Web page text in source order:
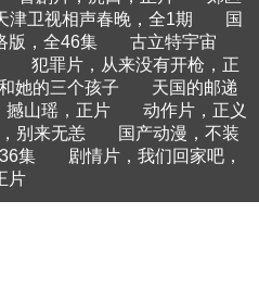
津卫视相声春晚，全1期
国
版，全46集
古立特宇宙
犯罪片，从来没有开枪，正
她的三个孩子
天国的邮递
撼山瑶，正片
动作片，正义
别来无恙
国产动漫，不装
集
剧情片，我们回家吧，
片